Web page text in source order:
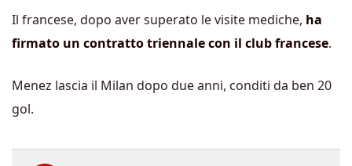
Il francese, dopo aver superato le visite mediche, ha
firmato un contratto triennale con il club francese.
Menez lascia il Milan dopo due anni, conditi da ben 20
gol.